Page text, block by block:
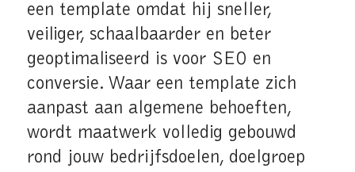
een template omdat hij sneller,
veiliger, schaalbaarder en beter
geoptimaliseerd is voor SEO en
conversie. Waar een template zich
aanpast aan algemene behoeften,
wordt maatwerk volledig gebouwd
rond jouw bedrijfsdoelen, doelgroep